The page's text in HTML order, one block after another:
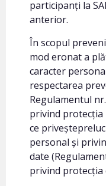
participanți la
anterior.
În scopul
mod eronat a
caracter
respectarea
Regulamentul
privind protecția
ce
personal și
date
privind protecția